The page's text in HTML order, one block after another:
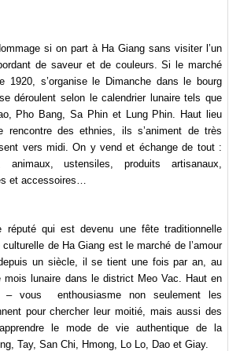
si on part à Ha Giang sans visiter l’un
de saveur et de couleurs. Si le marché
1920, s’organise le Dimanche dans le bourg
déroulent selon le calendrier lunaire tels que
Pho Bang, Sa Phin et Lung Phin. Haut lieu
rencontre des ethnies, ils s’animent de très
vers midi. On y vend et échange de tout :
ustensiles, produits artisanaux,
et accessoires…
réputé qui est devenu une fête traditionnelle
de Ha Giang est le marché de l’amour
un siècle, il se tient une fois par an, au
mois lunaire dans le district Meo Vac. Haut en
– vous
enthousiasme non seulement les
pour chercher leur moitié, mais aussi des
le mode de vie authentique de la
Tay, San Chi, Hmong, Lo Lo, Dao et Giay.